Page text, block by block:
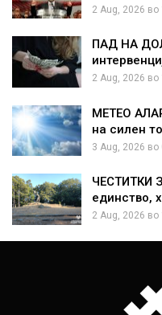
2 Aug, 2026 во
ПАД НА
2 Aug, 2026 во
МЕТЕО
на силен
3 Aug, 2026 во
ЧЕСТИТКИ
единство,
2 Aug, 2026 во